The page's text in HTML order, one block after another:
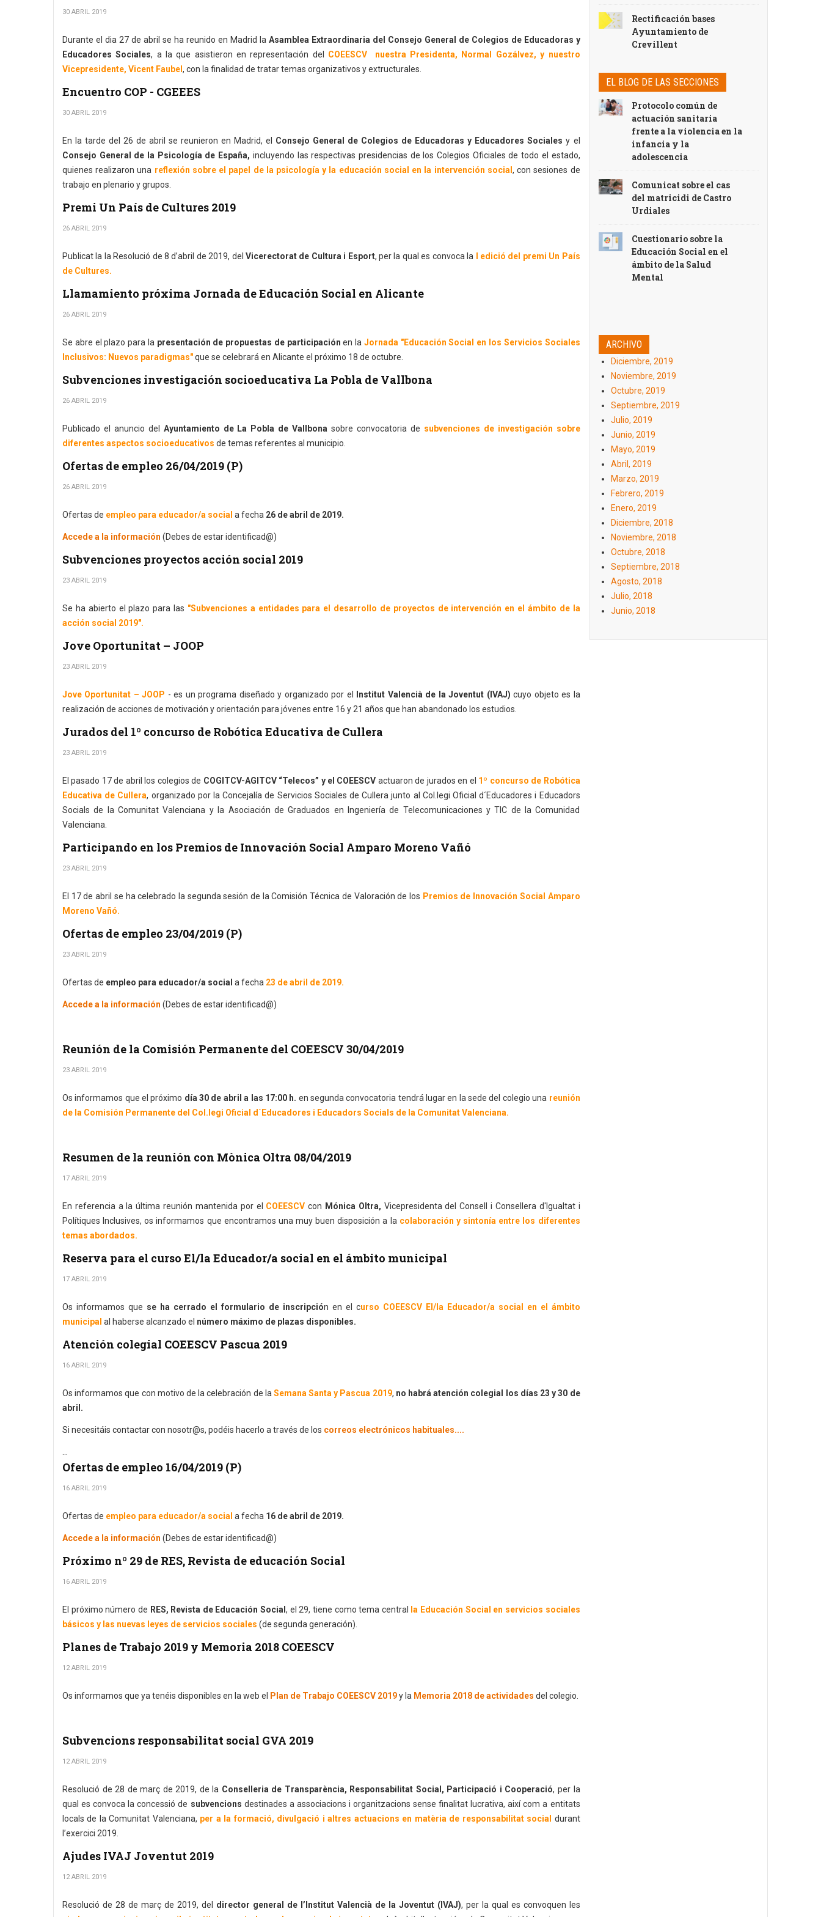
30 ABRIL 2019
Durante el dia 27 de abril se ha reunido en Madrid la Asamblea Extraordinaria del Consejo General de Colegios de Educadoras y
Educadores Sociales, a la que asistieron en representación del COEESCV nuestra Presidenta, Normal Gozálvez, y nuestro
Vicepresidente, Vicent Faubel , con la finalidad de tratar temas organizativos y extructurales.
Encuentro COP - CGEEES
30 ABRIL 2019
En la tarde del 26 de abril se reunieron en Madrid, el Consejo General de Colegios de Educadoras y Educadores Sociales y el
Consejo General de la Psicología de España, incluyendo las respectivas presidencias de los Colegios Oficiales de todo el estado,
quienes realizaron una reflexión sobre el papel de la psicología y la educación social en la intervención social , con sesiones de
trabajo en plenario y grupos.
Premi Un País de Cultures 2019
26 ABRIL 2019
Publicat la la Resolució de 8 d’abril de 2019, delVicerectorat de Cultura i Esport, per la qual es convoca la I edició del premi Un País
de Cultures.
Llamamiento próxima Jornada de Educación Social en Alicante
26 ABRIL 2019
Se abre el plazo para la presentación de propuestas de participación en la Jornada "Educación Social en los Servicios Sociales
Inclusivos: Nuevos paradigmas"que se celebrará en Alicante el próximo 18 de octubre.
Subvenciones investigación socioeducativa La Pobla de Vallbona
26 ABRIL 2019
Publicado el anuncio del Ayuntamiento de La Pobla de Vallbona sobre convocatoria de subvenciones de investigación sobre
diferentes aspectos socioeducativos de temas referentes al municipio.
Ofertas de empleo 26/04/2019 (P)
26 ABRIL 2019
Ofertas de empleo para educador/a social a fecha 26 de abril de 2019.
Accede a la información (Debes de estar identificad@)
Subvenciones proyectos acción social 2019
23 ABRIL 2019
Se ha abierto el plazo para las "Subvenciones a entidades para el desarrollo de proyectos de intervención en el ámbito de la
acción social 2019".
Jove Oportunitat – JOOP
23 ABRIL 2019
Jove Oportunitat – JOOP - es un programa diseñado y organizado por el Institut Valencià de la Joventut (IVAJ) cuyo objeto es la
realización de acciones de motivación y orientación para jóvenes entre 16 y 21 años que han abandonado los estudios.
Jurados del 1º concurso de Robótica Educativa de Cullera
23 ABRIL 2019
El pasado 17 de abril los colegios de COGITCV-AGITCV “Telecos” y el COEESCV actuaron de jurados en el 1º concurso de Robótica
Educativa de Cullera, organizado por la Concejalía de Servicios Sociales de Cullera junto al Col.legi Oficial d´Educadores i Educadors
Socials de la Comunitat Valenciana y la Asociación de Graduados en Ingeniería de Telecomunicaciones y TIC de la Comunidad
Valenciana.
Participando en los Premios de Innovación Social Amparo Moreno Vañó
23 ABRIL 2019
El 17 de abril se ha celebrado la segunda sesión de la Comisión Técnica de Valoración de los Premios de Innovación Social Amparo
Moreno Vañó.
Ofertas de empleo 23/04/2019 (P)
23 ABRIL 2019
Ofertas de empleo para educador/a social a fecha 23 de abril de 2019.
Accede a la información (Debes de estar identificad@)
Reunión de la Comisión Permanente del COEESCV 30/04/2019
23 ABRIL 2019
Os informamos que el próximo día 30 de abril a las 17:00 h. en segunda convocatoria tendrá lugar en la sede del colegio una reunión
de la Comisión Permanente del Col.legi Oficial d´Educadores i Educadors Socials de la Comunitat Valenciana.
Resumen de la reunión con Mònica Oltra 08/04/2019
17 ABRIL 2019
En referencia a la última reunión mantenida por el COEESCV con Mónica Oltra, Vicepresidenta del Consell i Consellera d'Igualtat i
Polítiques Inclusives, os informamos que encontramos una muy buen disposición a la colaboración y sintonía entre los diferentes
temas abordados.
Reserva para el curso El/la Educador/a social en el ámbito municipal
17 ABRIL 2019
Os informamos que se ha cerrado el formulario de inscripción en el curso COEESCV El/la Educador/a social en el ámbito
municipal al haberse alcanzado el número máximo de plazas disponibles.
Atención colegial COEESCV Pascua 2019
16 ABRIL 2019
Os informamos que con motivo de la celebración de la Semana Santa y Pascua 2019, no habrá atención colegial los días 23 y 30 de
abril.
Si necesitáis contactar con nosotr@s, podéis hacerlo a través de los correos electrónicos habituales....
Ofertas de empleo 16/04/2019 (P)
16 ABRIL 2019
Ofertas de empleo para educador/a social a fecha 16 de abril de 2019.
Accede a la información (Debes de estar identificad@)
Próximo nº 29 de RES, Revista de educación Social
16 ABRIL 2019
El próximo número de RES, Revista de Educación Social , el 29, tiene como tema central
la Educación Social en servicios sociales
básicos y las nuevas leyes de servicios sociales (de segunda generación).
Planes de Trabajo 2019 y Memoria 2018 COEESCV
12 ABRIL 2019
Os informamos que ya tenéis disponibles en la web el Plan de Trabajo COEESCV 2019y la Memoria 2018 de actividades del colegio.
Subvencions responsabilitat social GVA 2019
12 ABRIL 2019
Resolució de 28 de març de 2019, de la Conselleria de Transparència, Responsabilitat Social, Participació i Cooperació, per la
qual es convoca la concessió de subvencions destinades a associacions i organitzacions sense finalitat lucrativa, així com a entitats
locals de la Comunitat Valenciana, per a la formació, divulgació i altres actuacions en matèria de responsabilitat social
durant
l’exercici 2019.
Ajudes IVAJ Joventut 2019
12 ABRIL 2019
Resolució de 28 de març de 2019, del director general de l’Institut Valencià de la Joventut (IVAJ), per la qual es convoquen les
Rectificación bases
Ayuntamiento de
Crevillent
EL BLOG DE LAS SECCIONES
Protocolo común de
actuación sanitaria
frente a la violencia en la
infancia y la
adolescencia
Comunicat sobre el cas
del matricidi de Castro
Urdiales
Cuestionario sobre la
Educación Social en el
ámbito de la Salud
Mental
ARCHIVO
Diciembre, 2019
Noviembre, 2019
Octubre, 2019
Septiembre, 2019
Julio, 2019
Junio, 2019
Mayo, 2019
Abril, 2019
Marzo, 2019
Febrero, 2019
Enero, 2019
Diciembre, 2018
Noviembre, 2018
Octubre, 2018
Septiembre, 2018
Agosto, 2018
Julio, 2018
Junio, 2018